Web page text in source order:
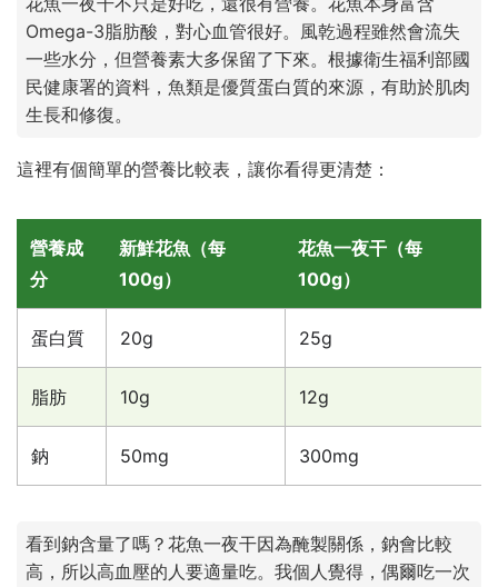
Omega-3脂肪酸，對心血管很好。風乾過程雖然會流失
一些水分，但營養素大多保留了下來。根據衛生福利部國
民健康署的資料，魚類是優質蛋白質的來源，有助於肌肉
生長和修復。
這裡有個簡單的營養比較表，讓你看得更清楚：
營養成
分
新鮮花魚（每
100g）
花魚一夜干（每
100g）
蛋白質 20g 25g
脂肪 10g 12g
鈉 50mg 300mg
看到鈉含量了嗎？花魚一夜干因為醃製關係，鈉會比較
高，所以高血壓的人要適量吃。我個人覺得，偶爾吃一次